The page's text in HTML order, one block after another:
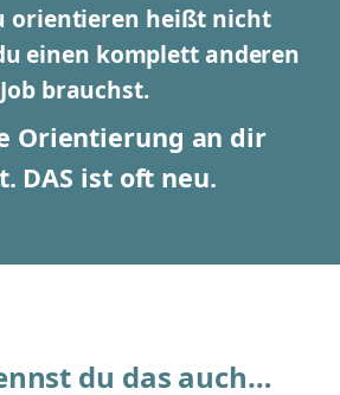
orientieren heißt nicht
einen komplett anderen
Job brauchst.
Orientierung an dir
DAS ist oft neu.
du das auch…